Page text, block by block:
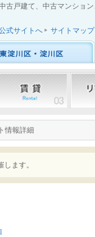
古戸建て、中古マンショ
式サイトへ サイトマップ
情報詳細
ます。